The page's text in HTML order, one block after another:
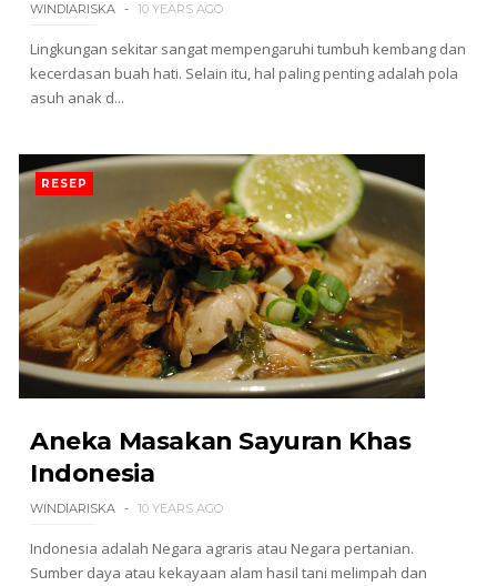
WINDIARISKA 10 YEARS AGO
Lingkungan sekitar sangat mempengaruhi tumbuh kembang dan
kecerdasan buah hati. Selain itu, hal paling penting adalah pola
asuh anak d...
RESEP
Aneka Masakan Sayuran Khas
Indonesia
WINDIARISKA 10 YEARS AGO
Indonesia adalah Negara agraris atau Negara pertanian.
Sumber daya atau kekayaan alam hasil tani melimpah dan